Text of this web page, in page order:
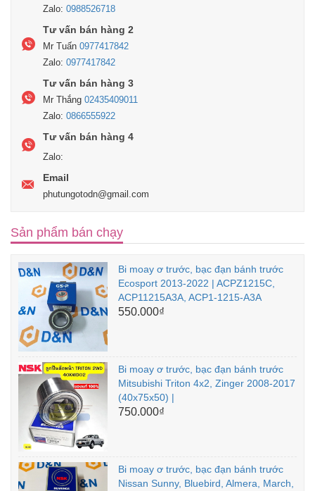
Zalo: 0988526718
Tư vấn bán hàng 2
Mr Tuấn 0977417842
Zalo: 0977417842
Tư vấn bán hàng 3
Mr Thắng 02435409011
Zalo: 0866555922
Tư vấn bán hàng 4
Zalo:
Email
phutungotodn@gmail.com
Sản phẩm bán chạy
Bi moay ơ trước, bạc đạn bánh trước
Ecosport 2013-2022 | ACPZ1215C,
ACP11215A3A, ACP1-1215-A3A
550.000₫
Bi moay ơ trước, bạc đạn bánh trước
Mitsubishi Triton 4x2, Zinger 2008-2017
(40x75x50) |
750.000₫
Bi moay ơ trước, bạc đạn bánh trước
Nissan Sunny, Bluebird, Almera, March,